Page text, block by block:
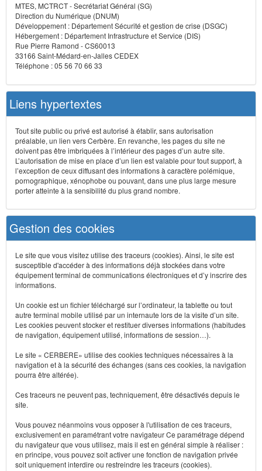
MTES, MCTRCT - Secrétariat Général (SG)
Direction du Numérique (DNUM)
Développement : Département Sécurité et gestion de crise (DSGC)
Hébergement : Département Infrastructure et Service (DIS)
Rue Pierre Ramond - CS60013
33166 Saint-Médard-en-Jalles CEDEX
Téléphone : 05 56 70 66 33
Liens hypertextes
Tout site public ou privé est autorisé à établir, sans autorisation
préalable, un lien vers Cerbère. En revanche, les pages du site ne
doivent pas être imbriquées à l’intérieur des pages d’un autre site.
L’autorisation de mise en place d’un lien est valable pour tout support, à
l’exception de ceux diffusant des informations à caractère polémique,
pornographique, xénophobe ou pouvant, dans une plus large mesure
porter atteinte à la sensibilité du plus grand nombre.
Gestion des cookies
Le site que vous visitez utilise des traceurs (cookies). Ainsi, le site est
susceptible d'accéder à des informations déjà stockées dans votre
équipement terminal de communications électroniques et d’y inscrire des
informations.
Un cookie est un fichier téléchargé sur l’ordinateur, la tablette ou tout
autre terminal mobile utilisé par un internaute lors de la visite d’un site.
Les cookies peuvent stocker et restituer diverses informations (habitudes
de navigation, équipement utilisé, informations de session…).
Le site « CERBERE» utilise des cookies techniques nécessaires à la
navigation et à la sécurité des échanges (sans ces cookies, la navigation
pourra être altérée).
Ces traceurs ne peuvent pas, techniquement, être désactivés depuis le
site.
Vous pouvez néanmoins vous opposer à l'utilisation de ces traceurs,
exclusivement en paramétrant votre navigateur Ce paramétrage dépend
du navigateur que vous utilisez, mais il est en général simple à réaliser :
en principe, vous pouvez soit activer une fonction de navigation privée
soit uniquement interdire ou restreindre les traceurs (cookies).